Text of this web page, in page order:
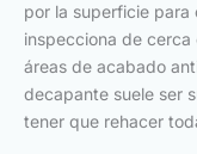
por la superficie para
inspecciona de
áreas de acabado
decapante suele ser
tener que rehacer